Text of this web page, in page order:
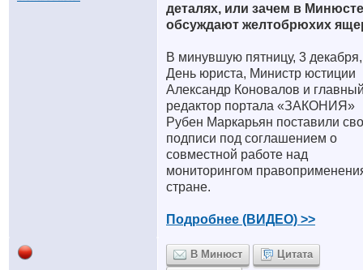
деталях, или зачем в Минюсте
обсуждают желтобрюхих
В минувшую пятницу, 3
День юриста, Министр юстиции
Александр Коновалов и
редактор портала «ЗАКОНИЯ»
Рубен Маркарьян поставили
подписи под соглашением о
совместной работе над
мониторингом
стране.
Подробнее (ВИДЕО) >>
В Минюст
Цитата